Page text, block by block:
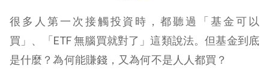
結語：看懂風險，才是最聰明的投資第一步
很多人第一次接觸投資時，都聽過「基金可以
買」、「ETF 無腦買就對了」這類說法。但基金到底
是什麼？為何能賺錢，又為何不是人人都買？